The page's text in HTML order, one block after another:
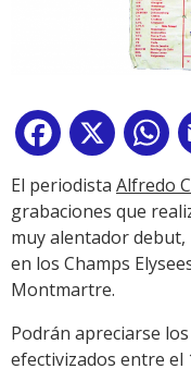
Facebook
X
El periodista Alfredo
grabaciones que
muy alentador
en los Champs
Montmartre.
Podrán apreciarse
efectivizados entre el